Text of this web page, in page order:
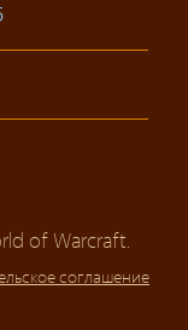
of Warcraft.
соглашение